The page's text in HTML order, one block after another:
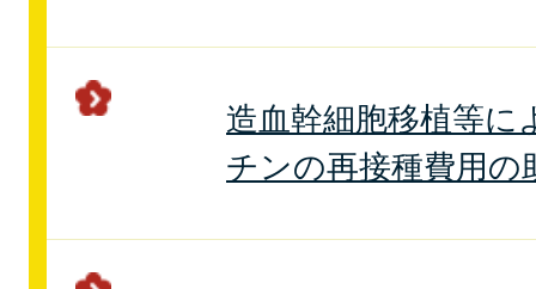
造血幹細胞移植等に
チンの再接種費用の